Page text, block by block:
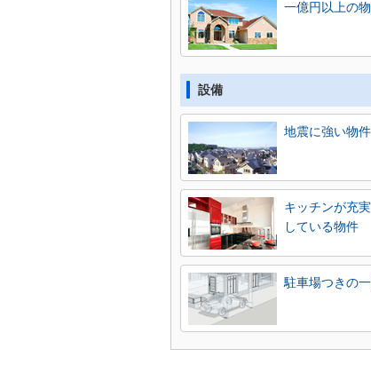
一億円以上の
設備
地震に強い物件
キッチンが充実
している物件
駐車場つきの